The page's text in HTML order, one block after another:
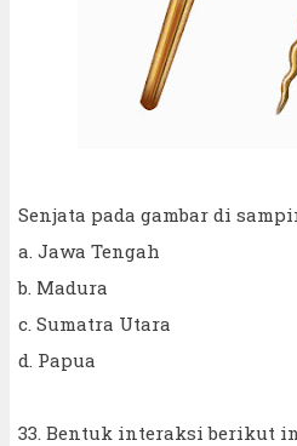
Senjata pada gambar di
a. Jawa Tengah
b. Madura
c. Sumatra Utara
d. Papua
33. Bentuk interaksi berikut